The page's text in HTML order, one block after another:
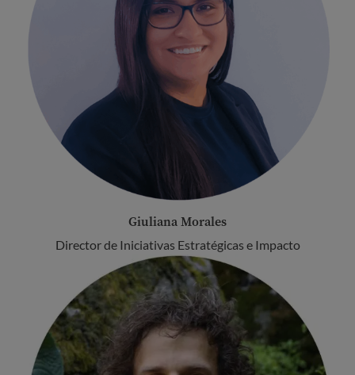
Giuliana Morales
Director de Iniciativas Estratégicas e Impacto